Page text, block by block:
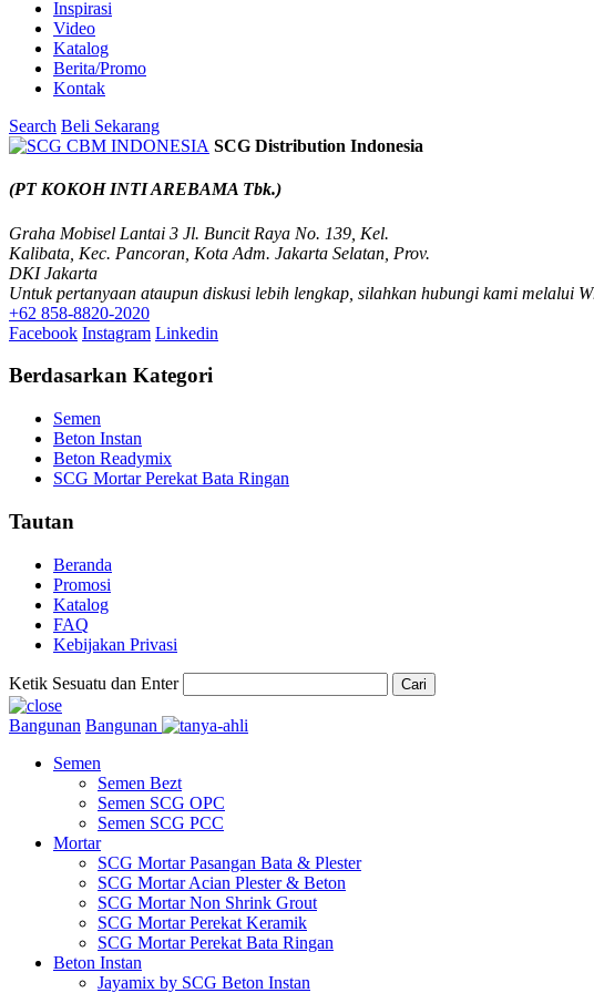
Inspirasi
Video
Katalog
Berita/Promo
Kontak
Search Beli Sekarang
SCG Distribution Indonesia
(PT KOKOH INTI AREBAMA Tbk.)
Graha Mobisel Lantai 3 Jl. Buncit Raya No. 139, Kel.
Kalibata, Kec. Pancoran, Kota Adm. Jakarta Selatan, Prov.
DKI Jakarta
Untuk pertanyaan ataupun diskusi lebih lengkap, silahkan hubungi kami melalui
+62 858-8820-2020
Facebook Instagram Linkedin
Berdasarkan Kategori
Semen
Beton Instan
Beton Readymix
SCG Mortar Perekat Bata Ringan
Tautan
Beranda
Promosi
Katalog
FAQ
Kebijakan Privasi
Ketik Sesuatu dan Enter Cari
Bangunan Bangunan
Semen
Semen Bezt
Semen SCG OPC
Semen SCG PCC
Mortar
SCG Mortar Pasangan Bata & Plester
SCG Mortar Acian Plester & Beton
SCG Mortar Non Shrink Grout
SCG Mortar Perekat Keramik
SCG Mortar Perekat Bata Ringan
Beton Instan
Jayamix by SCG Beton Instan